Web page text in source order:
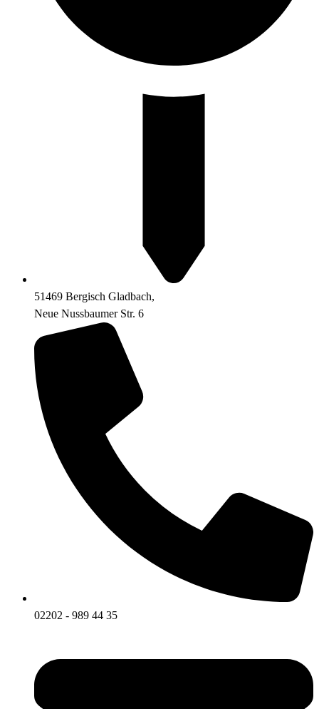
51469 Bergisch Gladbach,
Neue Nussbaumer Str. 6
02202 - 989 44 35